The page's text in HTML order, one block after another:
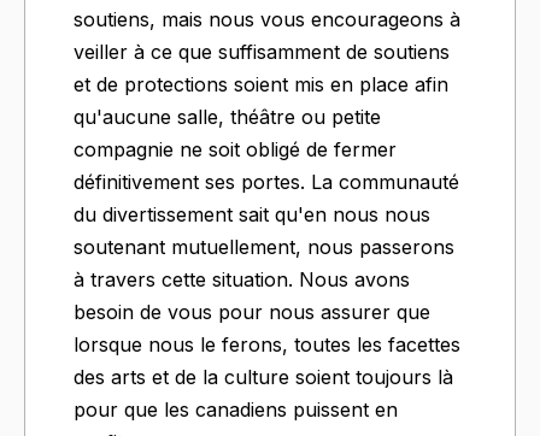
soutiens, mais nous vous encourageons à
veiller à ce que suffisamment de soutiens
et de protections soient mis en place afin
qu'aucune salle, théâtre ou petite
compagnie ne soit obligé de fermer
définitivement ses portes. La communauté
du divertissement sait qu'en nous nous
soutenant mutuellement, nous passerons
à travers cette situation. Nous avons
besoin de vous pour nous assurer que
lorsque nous le ferons, toutes les facettes
des arts et de la culture soient toujours là
pour que les canadiens puissent en